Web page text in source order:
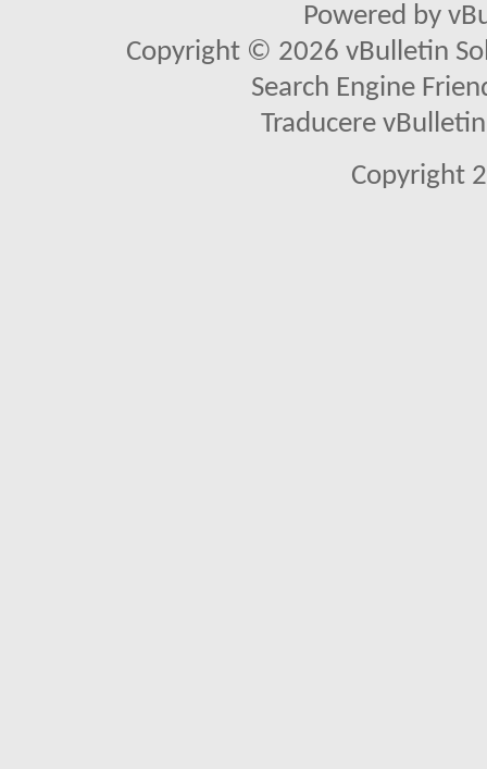
Powered by
Copyright © 2026 vBulletin
Search Engine
Traducere
Copyright